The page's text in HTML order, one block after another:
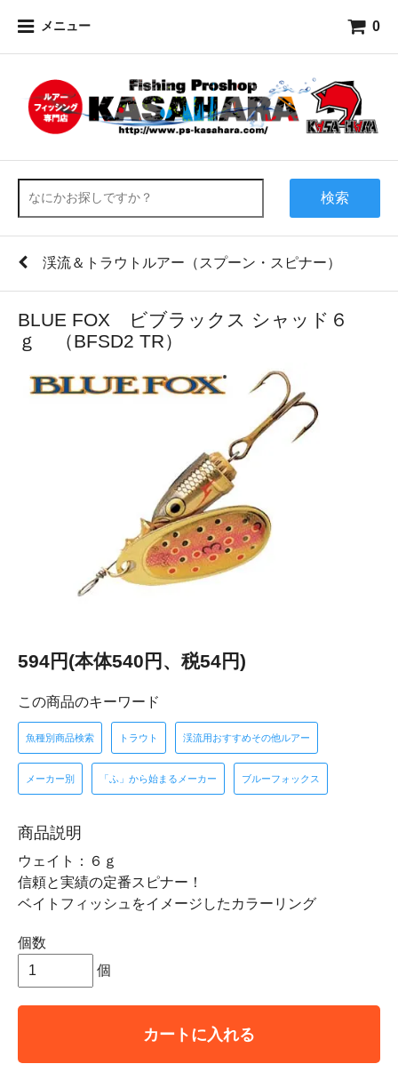
メニュー 0
検索
渓流＆トラウトルアー（スプーン・スピナー）
BLUE FOX ビブラックス シャッド６
ｇ （BFSD2 TR）
594円(本体540円、税54円)
この商品のキーワード
魚種別商品検索 トラウト 渓流用おすすめその他ルアー
メーカー別 「ふ」から始まるメーカー ブルーフォックス
商品説明
ウェイト：６ｇ
信頼と実績の定番スピナー！
ベイトフィッシュをイメージしたカラーリング
個数
個
カートに入れる